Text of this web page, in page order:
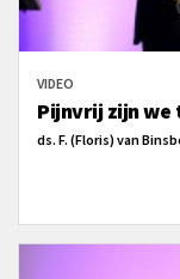
VIDEO
Pijnvrij zijn we
ds. F. (Floris) van